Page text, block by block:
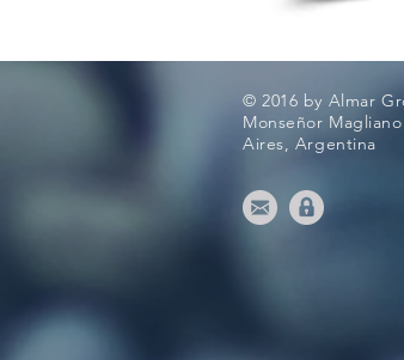
© 2016 by Almar
Monseñor
Aires, Argentina